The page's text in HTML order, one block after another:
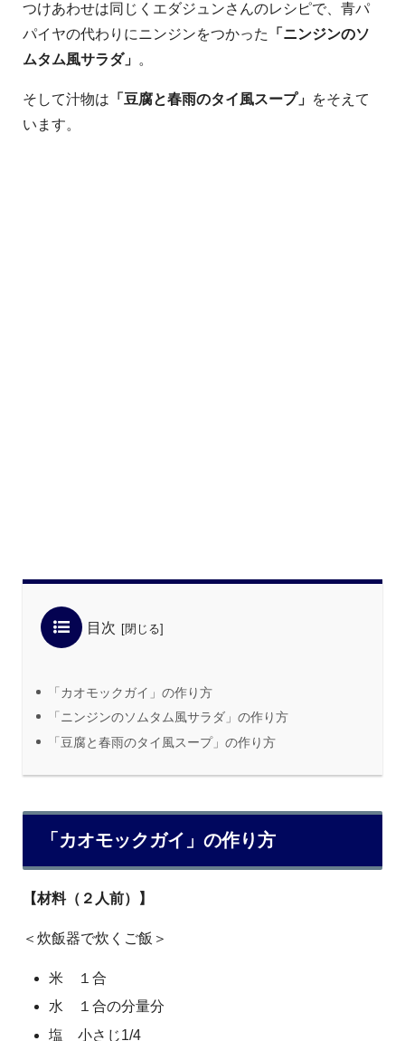
つけあわせは同じくエダジュンさんのレシピで、青パ
パイヤの代わりにニンジンをつかった
「ニンジンのソ
ムタム風サラダ」 。
そして汁物は 「豆腐と春雨のタイ風スープ」 をそえて
います。
目次
「カオモックガイ」の作り方
「ニンジンのソムタム風サラダ」の作り方
「豆腐と春雨のタイ風スープ」の作り方
「カオモックガイ」の作り方
【材料（２人前）】
＜炊飯器で炊くご飯＞
米 １合
水 １合の分量分
塩 小さじ1/4